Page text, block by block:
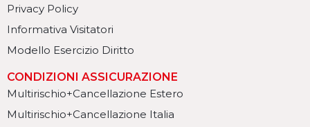
Privacy Policy
Informativa Visitatori
Modello Esercizio Diritto
CONDIZIONI ASSICURAZIONE
Multirischio+Cancellazione Estero
Multirischio+Cancellazione Italia